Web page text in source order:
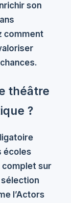
son
comment
théâtre
?
écoles
sur
sélection
l’Actors